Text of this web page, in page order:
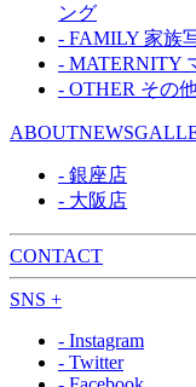
ング
- FAMILY 家族
- MATERNITY
- OTHER その
ABOUTNEWS
- 銀座店
- 大阪店
CONTACT
SNS +
- Instagram
- Twitter